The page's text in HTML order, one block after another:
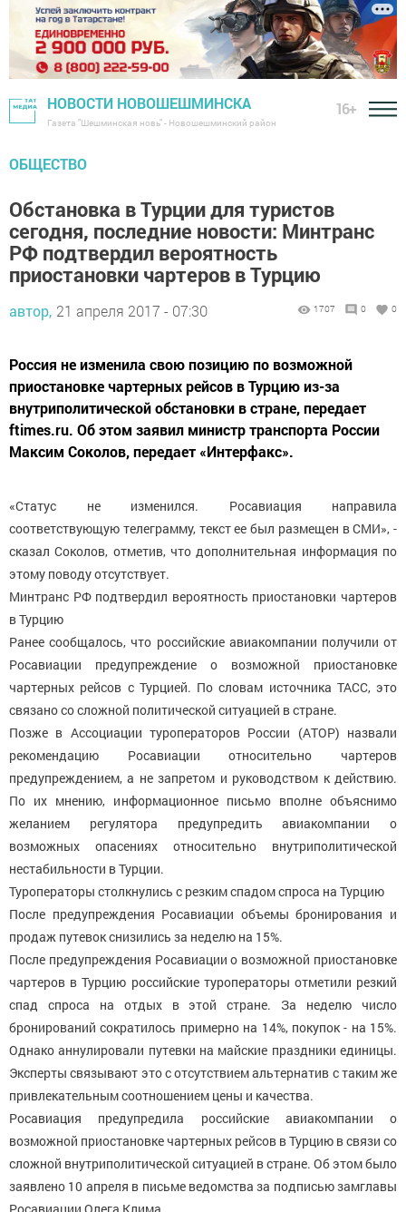
НОВОСТИ НОВОШЕШМИНСКА
Газета "Шешминская новь" - Новошешминский район
16+
ОБЩЕСТВО
Обстановка в Турции для туристов
сегодня, последние новости: Минтранс
РФ подтвердил вероятность
приостановки чартеров в Турцию
автор, 21 апреля 2017 - 07:30 1707 0 0
Россия не изменила свою позицию по возможной
приостановке чартерных рейсов в Турцию из-за
внутриполитической обстановки в стране, передает
ftimes.ru. Об этом заявил министр транспорта России
Максим Соколов, передает «Интерфакс».
«Статус не изменился. Росавиация направила
соответствующую телеграмму, текст ее был размещен в СМИ», -
сказал Соколов, отметив, что дополнительная информация по
этому поводу отсутствует.
Минтранс РФ подтвердил вероятность приостановки чартеров
в Турцию
Ранее сообщалось, что российские авиакомпании получили от
Росавиации предупреждение о возможной приостановке
чартерных рейсов с Турцией. По словам источника ТАСС, это
связано со сложной политической ситуацией в стране.
Позже в Ассоциации туроператоров России (АТОР) назвали
рекомендацию Росавиации относительно чартеров
предупреждением, а не запретом и руководством к действию.
По их мнению, информационное письмо вполне объяснимо
желанием регулятора предупредить авиакомпании о
возможных опасениях относительно внутриполитической
нестабильности в Турции.
Туроператоры столкнулись с резким спадом спроса на Турцию
После предупреждения Росавиации объемы бронирования и
продаж путевок снизились за неделю на 15%.
После предупреждения Росавиации о возможной приостановке
чартеров в Турцию российские туроператоры отметили резкий
спад спроса на отдых в этой стране. За неделю число
бронирований сократилось примерно на 14%, покупок - на 15%.
Однако аннулировали путевки на майские праздники единицы.
Эксперты связывают это с отсутствием альтернатив с таким же
привлекательным соотношением цены и качества.
Росавиация предупредила российские авиакомпании о
возможной приостановке чартерных рейсов в Турцию в связи со
сложной внутриполитической ситуацией в стране. Об этом было
заявлено 10 апреля в письме ведомства за подписью замглавы